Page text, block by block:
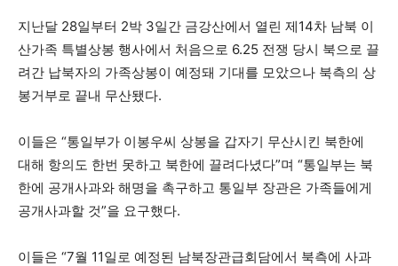
지난달 28일부터 2박 3일간 금강산에서 열린 제14차 남북 이
산가족 특별상봉 행사에서 처음으로 6.25 전쟁 당시 북으로 끌
려간 납북자의 가족상봉이 예정돼 기대를 모았으나 북측의 상
봉거부로 끝내 무산됐다.
이들은 “통일부가 이봉우씨 상봉을 갑자기 무산시킨 북한에
대해 항의도 한번 못하고 북한에 끌려다녔다”며 “통일부는 북
한에 공개사과와 해명을 촉구하고 통일부 장관은 가족들에게
공개사과할 것”을 요구했다.
이들은 “7월 11일로 예정된 남북장관급회담에서 북측에 사과